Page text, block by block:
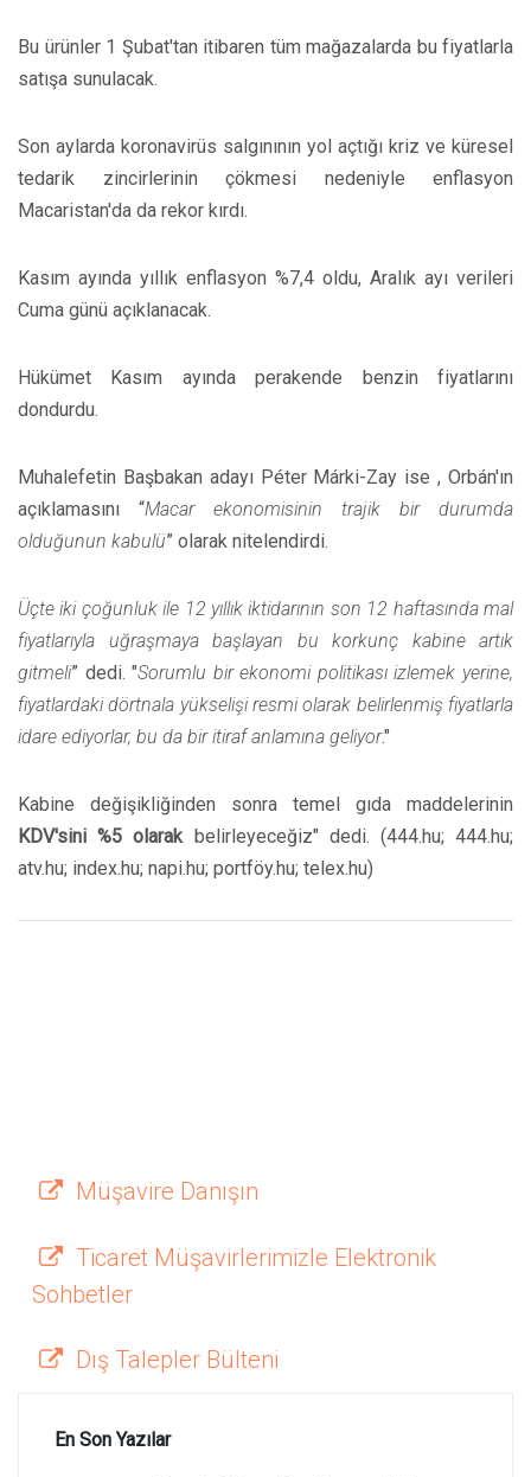
Bu ürünler 1 Şubat'tan itibaren tüm mağazalarda bu fiyatlarla
satışa sunulacak.
Son aylarda koronavirüs salgınının yol açtığı kriz ve küresel
tedarik zincirlerinin çökmesi nedeniyle enflasyon
Macaristan'da da rekor kırdı.
Kasım ayında yıllık enflasyon %7,4 oldu, Aralık ayı verileri
Cuma günü açıklanacak.
Hükümet Kasım ayında perakende benzin fiyatlarını
dondurdu.
Muhalefetin Başbakan adayı Péter Márki-Zay ise , Orbán'ın
açıklamasını “Macar ekonomisinin trajik bir durumda
olduğunun kabulü” olarak nitelendirdi.
Üçte iki çoğunluk ile 12 yıllık iktidarının son 12 haftasında mal
fiyatlarıyla uğraşmaya başlayan bu korkunç kabine artık
gitmeli” dedi. "Sorumlu bir ekonomi politikası izlemek yerine,
fiyatlardaki dörtnala yükselişi resmi olarak belirlenmiş fiyatlarla
idare ediyorlar, bu da bir itiraf anlamına geliyor."
Kabine değişikliğinden sonra temel gıda maddelerinin
KDV'sini %5 olarakbelirleyeceğiz" dedi. (444.hu; 444.hu;
atv.hu; index.hu; napi.hu; portföy.hu; telex.hu)
Müşavire Danışın
Ticaret Müşavirlerimizle Elektronik
Sohbetler
Dış Talepler Bülteni
En Son Yazılar